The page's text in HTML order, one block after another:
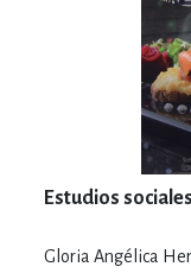
Estudios
Gloria Angélica